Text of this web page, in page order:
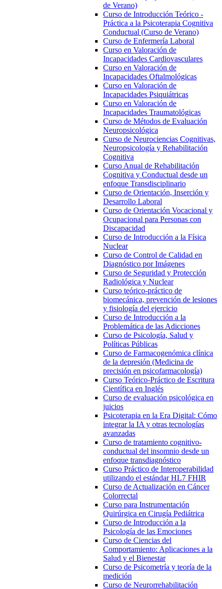
de Verano)
Curso de Introducción Teórico -
Práctica a la Psicoterapia Cognitiva
Conductual (Curso de Verano)
Curso de Enfermería Laboral
Curso en Valoración de
Incapacidades Cardiovasculares
Curso en Valoración de
Incapacidades Oftalmológicas
Curso en Valoración de
Incapacidades Psiquiátricas
Curso en Valoración de
Incapacidades Traumatológicas
Curso de Métodos de Evaluación
Neuropsicológica
Curso de Neurociencias Cognitivas,
Neuropsicología y Rehabilitación
Cognitiva
Curso Anual de Rehabilitación
Cognitiva y Conductual desde un
enfoque Transdisciplinario
Curso de Orientación, Inserción y
Desarrollo Laboral
Curso de Orientación Vocacional y
Ocupacional para Personas con
Discapacidad
Curso de Introducción a la Física
Nuclear
Curso de Control de Calidad en
Diagnóstico por Imágenes
Curso de Seguridad y Protección
Radiológica y Nuclear
Curso teórico-práctico de
biomecánica, prevención de lesiones
y fisiología del ejercicio
Curso de Introducción a la
Problemática de las Adicciones
Curso de Psicología, Salud y
Políticas Públicas
Curso de Farmacogenómica clínica
de la depresión (Medicina de
precisión en psicofarmacología)
Curso Teórico-Práctico de Escritura
Científica en Inglés
Curso de evaluación psicológica en
juicios
Psicoterapia en la Era Digital: Cómo
integrar la IA y otras tecnologías
avanzadas
Curso de tratamiento cognitivo-
conductual del insomnio desde un
enfoque transdiagnóstico
Curso Práctico de Interoperabilidad
utilizando el estándar HL7 FHIR
Curso de Actualización en Cáncer
Colorrectal
Curso para Instrumentación
Quirúrgica en Cirugía Pediátrica
Curso de Introducción a la
Psicología de las Emociones
Curso de Ciencias del
Comportamiento: Aplicaciones a la
Salud y el Bienestar
Curso de Psicometría y teoría de la
medición
Curso de Neurorrehabilitación